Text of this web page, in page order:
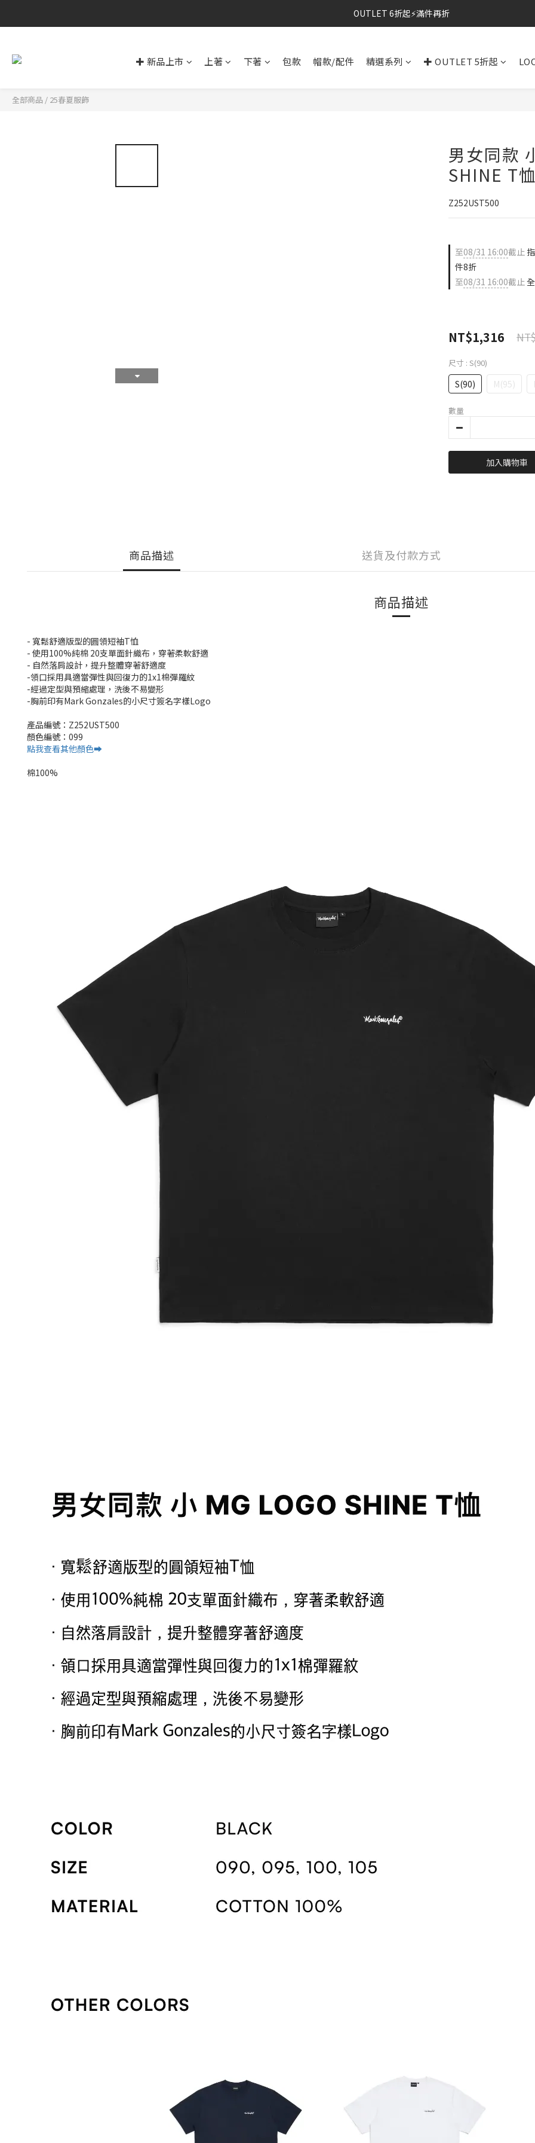
⚡春夏新品｜二件85折
OUTLET 6折起⚡滿件再折
✚ 新品上市 上著 下著 包款 帽款/配件 精選系列 ✚ OUTLET 5折起
全部商品 / 25春夏服飾
男女同款
SHINE T
Z252UST500
至08/31 16:00截止
件8折
至08/31 16:00截止
NT$1,316
尺寸 : S(90)
S(90) M(95)
數量
加入購物車
商品描述 送貨及付款方式
商品描述
- 寬鬆舒適版型的圓領短袖T恤
- 使用100%純棉 20支單面針織布，穿著柔軟舒適
- 自然落肩設計，提升整體穿著舒適度
-領口採用具適當彈性與回復力的1x1棉彈羅紋
-經過定型與預縮處理，洗後不易變形
-胸前印有Mark Gonzales的小尺寸簽名字樣Logo
產品編號：Z252UST500
顏色編號：099
點我查看其他顏色➡️
棉100%